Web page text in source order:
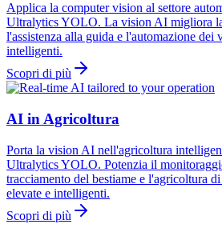
Applica la computer vision al settore
Ultralytics YOLO. La vision AI migliora la
l'assistenza alla guida e l'automazione dei
intelligenti.
Scopri di più
AI in Agricoltura
Porta la vision AI nell'agricoltura
Ultralytics YOLO. Potenzia il
tracciamento del bestiame e l'agricoltura
elevate e intelligenti.
Scopri di più